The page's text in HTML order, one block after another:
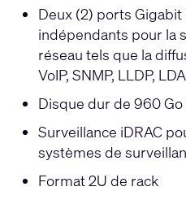
Deux (2) ports
indépendants pour la
réseau tels que la
VoIP, SNMP, LLDP,
Disque dur de 960
Surveillance iDRAC
systèmes de
Format 2U de rack